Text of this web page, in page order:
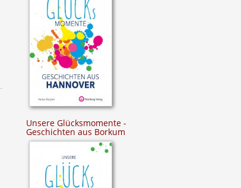
Unsere Glücksmomente -
Geschichten aus Borkum